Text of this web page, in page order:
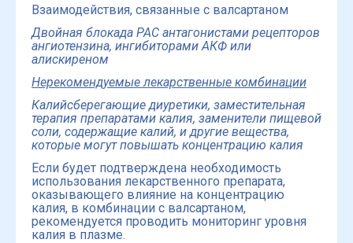
Взаимодействия, связанные с валсартаном
Двойная блокада РАС антагонистами рецепторов
ангиотензина, ингибиторами АКФ или
алискиреном
Нерекомендуемые лекарственные комбинации
Калийсберегающие диуретики, заместительная
терапия препаратами калия, заменители пищевой
соли, содержащие калий, и другие вещества,
которые могут повышать концентрацию калия
Если будет подтверждена необходимость
использования лекарственного препарата,
оказывающего влияние на концентрацию
калия, в комбинации с валсартаном,
рекомендуется проводить мониторинг уровня
калия в плазме.